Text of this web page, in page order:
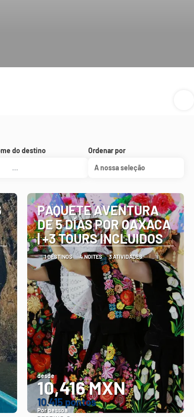
do destino
Ordenar por
A nossa seleção
PAQUETE AVENTURA
DE 5 DÍAS POR OAXACA
| +3 TOURS INCLUIDOS
1 DESTINOS 4 NOITES 3 ATIVIDADES
desde
10,416 MXN
10.415 pontos
Por pessoa